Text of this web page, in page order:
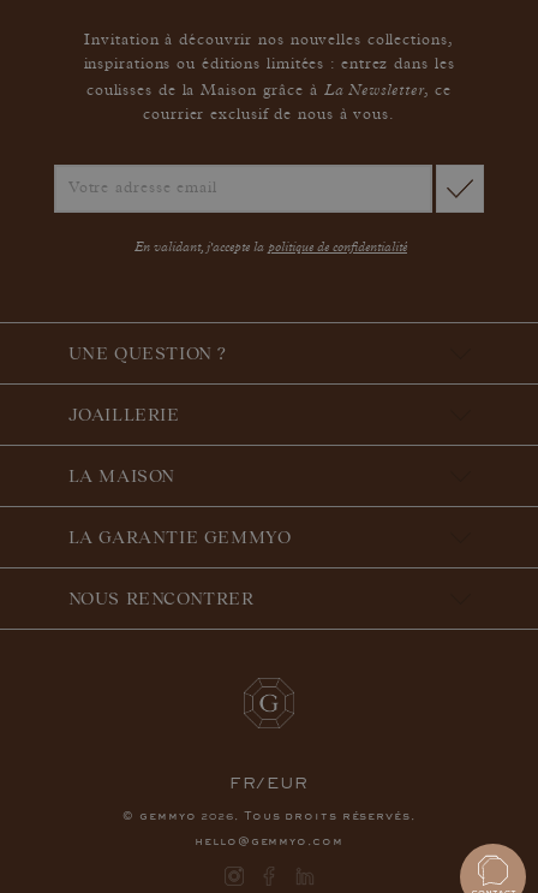
Invitation à découvrir nos nouvelles collections,
inspirations ou éditions limitées : entrez dans les
coulisses de la Maison grâce à La Newsletter,ce
courrier exclusif de nous à vous.
En validant, j'accepte la politique de confidentialité
UNE QUESTION ?
JOAILLERIE
LA MAISON
LA GARANTIE GEMMYO
NOUS RENCONTRER
FR/EUR
© gemmyo 2026 . Tous droits réservés.
hello@gemmyo.com